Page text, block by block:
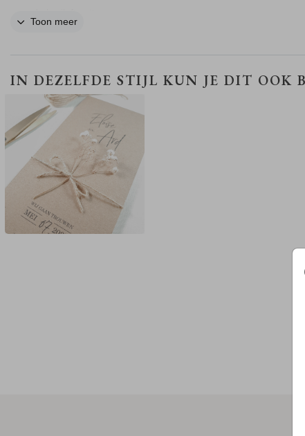
Toon meer
IN DEZELFDE STIJL KUN JE DIT OOK